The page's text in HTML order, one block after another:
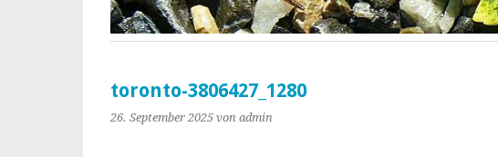
toronto-3806427_1280
26. September 2025 von admin